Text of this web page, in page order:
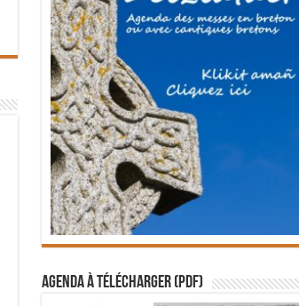
Agenda à télécharger (PDF)